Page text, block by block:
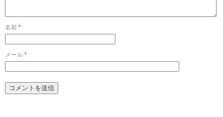
名前 *
メール *